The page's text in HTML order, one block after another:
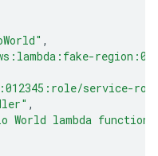
,
service-
,
World lambda